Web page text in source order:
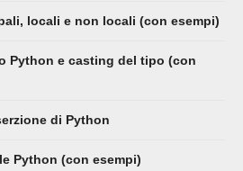
locali e non locali (con esempi)
Python e casting del tipo (con
di Python
Python (con esempi)